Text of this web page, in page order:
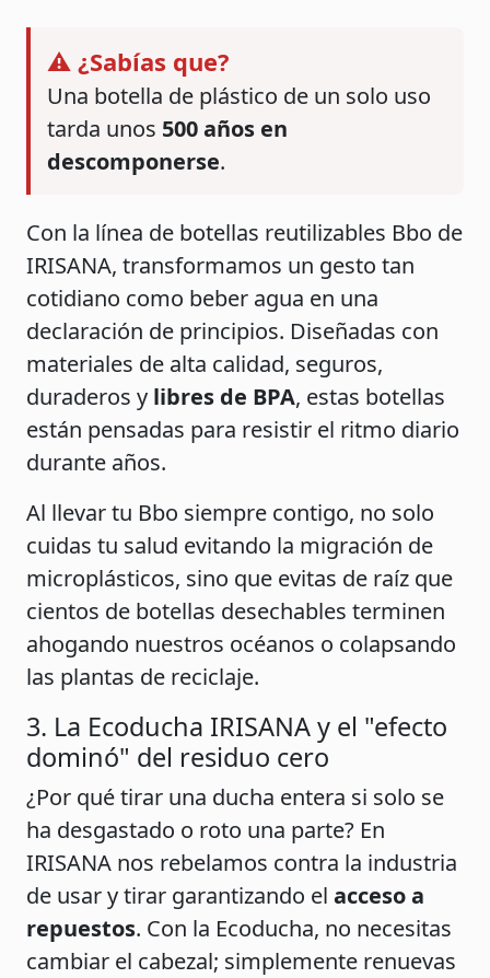
⚠️ ¿Sabías que?
Una botella de plástico de un solo uso
tarda unos 500 años en
descomponerse.
Con la línea de botellas reutilizables Bbo de
IRISANA, transformamos un gesto tan
cotidiano como beber agua en una
declaración de principios. Diseñadas con
materiales de alta calidad, seguros,
duraderos y libres de BPA, estas botellas
están pensadas para resistir el ritmo diario
durante años.
Al llevar tu Bbo siempre contigo, no solo
cuidas tu salud evitando la migración de
microplásticos, sino que evitas de raíz que
cientos de botellas desechables terminen
ahogando nuestros océanos o colapsando
las plantas de reciclaje.
3. La Ecoducha IRISANA y el "efecto
dominó" del residuo cero
¿Por qué tirar una ducha entera si solo se
ha desgastado o roto una parte? En
IRISANA nos rebelamos contra la industria
de usar y tirar garantizando el acceso a
repuestos. Con la Ecoducha, no necesitas
cambiar el cabezal; simplemente renuevas